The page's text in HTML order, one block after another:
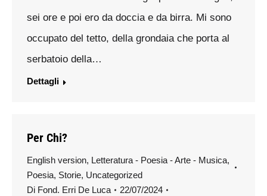
sei ore e poi ero da doccia e da birra. Mi sono
occupato del tetto, della grondaia che porta al
serbatoio della…
Dettagli
Per Chi?
English version, Letteratura - Poesia - Arte - Musica,
Poesia, Storie, Uncategorized
Di Fond. Erri De Luca
22/07/2024